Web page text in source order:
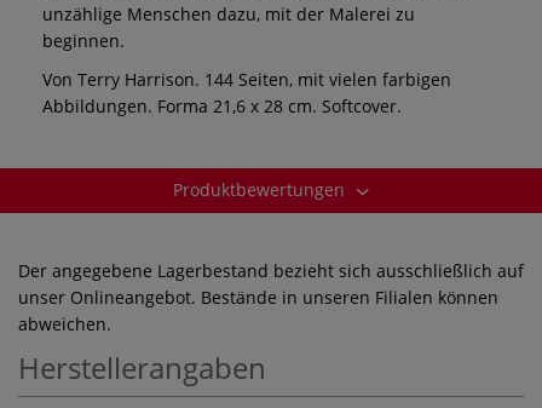
unzählige Menschen dazu, mit der Malerei zu
beginnen.
Von Terry Harrison. 144 Seiten, mit vielen farbigen
Abbildungen. Forma 21,6 x 28 cm. Softcover.
Produktbewertungen
Der angegebene Lagerbestand bezieht sich ausschließlich auf
unser Onlineangebot. Bestände in unseren Filialen können
abweichen.
Herstellerangaben